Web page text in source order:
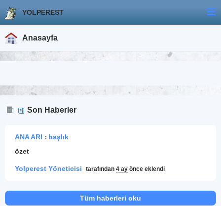
YOLPEREST
Anasayfa
Son Haberler
ANA ARI : başlık
özet
Yolperest Yöneticisi tarafından 4 ay önce eklendi
Tüm haberleri oku